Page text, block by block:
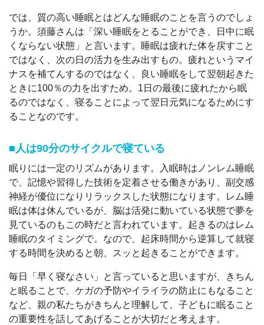
では、質の高い睡眠とはどんな睡眠のことを言うのでしょ
うか。須藤さんは「深い睡眠をとることができ、日中に眠
くならない状態」と言います。睡眠は疲れた体を戻すこと
ではなく、次の日の活力を生み出すもの。疲れというマイ
ナスを補てんするのではなく、良い睡眠をして翌朝起きた
ときに100％の力を出すため。1日の最後に疲れたから眠
るのではなく、寝ることによって翌日元気になるためにす
ることなのです。
■人は90分のサイクルで寝ている
眠りには一定のリズムがあります。入眠時はノンレム睡眠
で、記憶や習得した技術を定着させる働きがあり、副交感
神経が優位になりリラックスした状態になります。レム睡
眠は体は休んでいるが、脳は活発に動いている状態で夢を
見ているのもこの時だと言われています。起きるのはレム
睡眠のタイミングで。なので、起床時間から逆算して就寝
する時間を決めると朝、スッと起きることができます。
毎日「早く寝なさい」と言っていると思いますが、きちん
と眠ることで、ケガの予防やイライラの防止にもなること
など、親の私たちがきちんと理解して、子どもに眠ること
の重要性を話してあげることが大切だと考えます。